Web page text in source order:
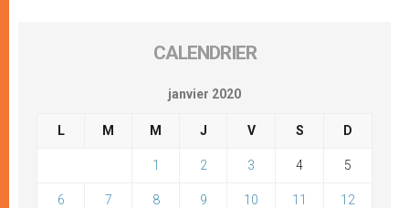
CALENDRIER
janvier 2020
L M M J V S D
1 2 3 4 5
6 7 8 9 10 11 12